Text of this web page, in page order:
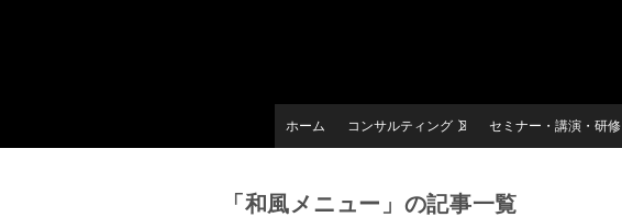
ホーム コンサルティング セミナー・講演・研修
「和風メニュー」の記事一覧